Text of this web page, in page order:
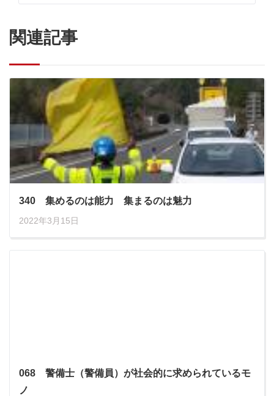
関連記事
340 集めるのは能力 集まるのは魅力
2022年3月15日
068 警備士（警備員）が社会的に求められているモ
ノ